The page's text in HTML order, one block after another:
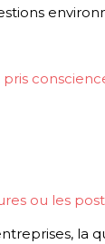
ou les
la